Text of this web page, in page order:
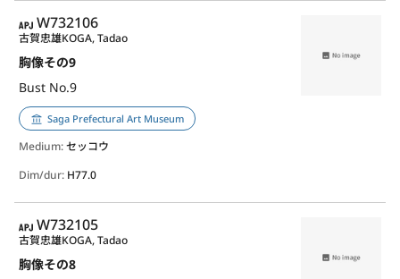
APJ
W732106
胸像その9
Bust No.9
古賀忠雄KOGA, Tadao
Saga Prefectural Art Museum
Medium:セッコウ
Dim/dur: H77.0
APJ
W732105
胸像その8
古賀忠雄KOGA, Tadao